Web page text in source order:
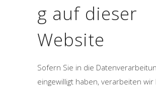
g auf dieser
Website
Sofern Sie in die
eingewilligt haben, verarbeiten wir